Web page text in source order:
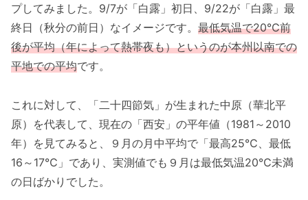
プしてみました。9/7が「白露」初日、9/22が「白露」最
終日（秋分の前日）なイメージです。 最低気温で20℃前
後が平均（年によって熱帯夜も）というのが本州以南での
平地での平均です。
これに対して、「二十四節気」が生まれた中原（華北平
原）を代表して、現在の「西安」の平年値（1981～2010
年）を見てみると、９月の月中平均で「最高25℃、最低
16～17℃」であり、実測値でも９月は最低気温20℃未満
の日ばかりでした。